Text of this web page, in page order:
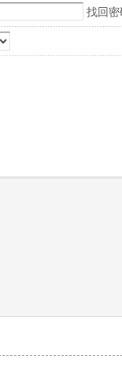
找回密